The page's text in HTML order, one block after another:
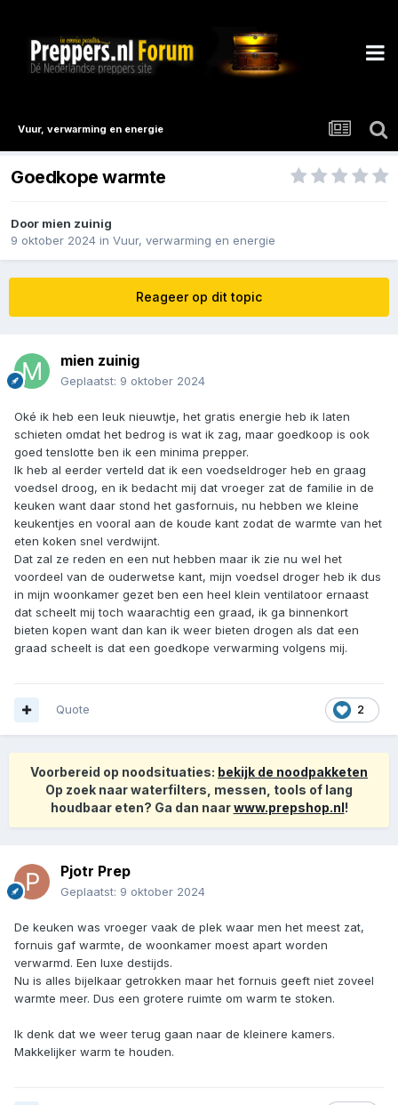
Vuur, verwarming en energie
Goedkope warmte
Door mien zuinig
9 oktober 2024 in Vuur, verwarming en energie
Reageer op dit topic
mien zuinig
Geplaatst: 9 oktober 2024
Oké ik heb een leuk nieuwtje, het gratis energie heb ik laten
schieten omdat het bedrog is wat ik zag, maar goedkoop is ook
goed tenslotte ben ik een minima prepper.
Ik heb al eerder verteld dat ik een voedseldroger heb en graag
voedsel droog, en ik bedacht mij dat vroeger zat de familie in de
keuken want daar stond het gasfornuis, nu hebben we kleine
keukentjes en vooral aan de koude kant zodat de warmte van het
eten koken snel verdwijnt.
Dat zal ze reden en een nut hebben maar ik zie nu wel het
voordeel van de ouderwetse kant, mijn voedsel droger heb ik dus
in mijn woonkamer gezet ben een heel klein ventilatoor ernaast
dat scheelt mij toch waarachtig een graad, ik ga binnenkort
bieten kopen want dan kan ik weer bieten drogen als dat een
graad scheelt is dat een goedkope verwarming volgens mij.
2
Quote
Voorbereid op noodsituaties: bekijk de noodpakketen
Op zoek naar waterfilters, messen, tools of lang
houdbaar eten? Ga dan naarwww.prepshop.nl!
Pjotr Prep
Geplaatst: 9 oktober 2024
De keuken was vroeger vaak de plek waar men het meest zat,
fornuis gaf warmte, de woonkamer moest apart worden
verwarmd. Een luxe destijds.
Nu is alles bijelkaar getrokken maar het fornuis geeft niet zoveel
warmte meer. Dus een grotere ruimte om warm te stoken.
Ik denk dat we weer terug gaan naar de kleinere kamers.
Makkelijker warm te houden.